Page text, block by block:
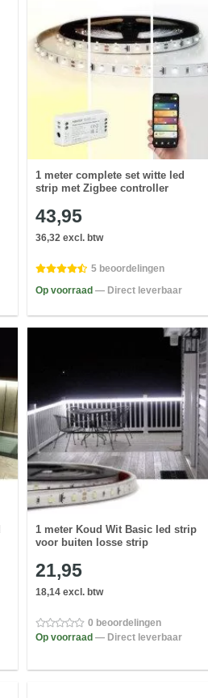
1 meter complete set witte led
strip met Zigbee controller
43,95
36,32 excl. btw
5 beoordelingen
Op voorraad — Direct leverbaar
1 meter Koud Wit Basic led strip
voor buiten losse strip
21,95
18,14 excl. btw
0 beoordelingen
Op voorraad — Direct leverbaar